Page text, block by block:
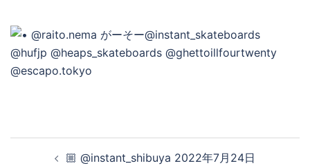
🏼 @instant_shibuya 2022年7月24日